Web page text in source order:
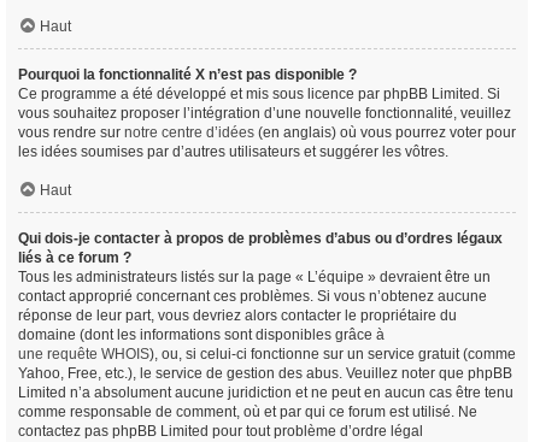
Haut
Pourquoi la fonctionnalité X n’est pas disponible ?
Ce programme a été développé et mis sous licence par phpBB Limited. Si
vous souhaitez proposer l’intégration d’une nouvelle fonctionnalité, veuillez
vous rendre sur notre centre d’idées (en anglais) où vous pourrez voter pour
les idées soumises par d’autres utilisateurs et suggérer les vôtres.
Haut
Qui dois-je contacter à propos de problèmes d’abus ou d’ordres légaux
liés à ce forum ?
Tous les administrateurs listés sur la page « L’équipe » devraient être un
contact approprié concernant ces problèmes. Si vous n’obtenez aucune
réponse de leur part, vous devriez alors contacter le propriétaire du
domaine (dont les informations sont disponibles grâce à
une requête WHOIS), ou, si celui-ci fonctionne sur un service gratuit (comme
Yahoo, Free, etc.), le service de gestion des abus. Veuillez noter que phpBB
Limited n’a absolument aucune juridiction et ne peut en aucun cas être tenu
comme responsable de comment, où et par qui ce forum est utilisé. Ne
contactez pas phpBB Limited pour tout problème d’ordre légal